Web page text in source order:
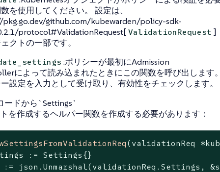
を使用してください。 設定は、
github.com/kubewarden/policy-sdk-
protocol#ValidationRequest[ ValidationRequest ]
クトの一部です。
:ポリシーが最初にAdmission
によって読み込まれたときにこの関数を呼び出します
設定を入力として受け取り、有効性をチェックします。
ードから`Settings`
を作成するヘルパー関数を作成する必要があります：
(validationReq
:= Settings{}
:= json.Unmarshal(validationReq.Settings,